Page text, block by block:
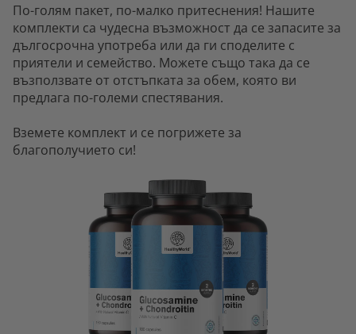
По-голям пакет, по-малко притеснения! Нашите
комплекти са чудесна възможност да се запасите за
дългосрочна употреба или да ги споделите с
приятели и семейство. Можете също така да се
възползвате от отстъпката за обем, която ви
предлага по-големи спестявания.
Вземете комплект и се погрижете за
благополучието си!